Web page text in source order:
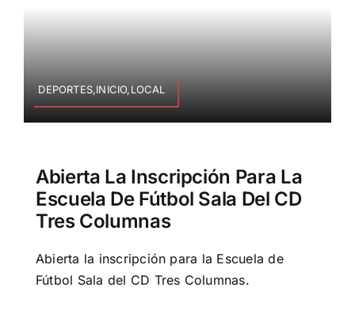
DEPORTES,INICIO,LOCAL
Abierta La Inscripción Para La
Escuela De Fútbol Sala Del CD
Tres Columnas
Abierta la inscripción para la Escuela de
Fútbol Sala del CD Tres Columnas.